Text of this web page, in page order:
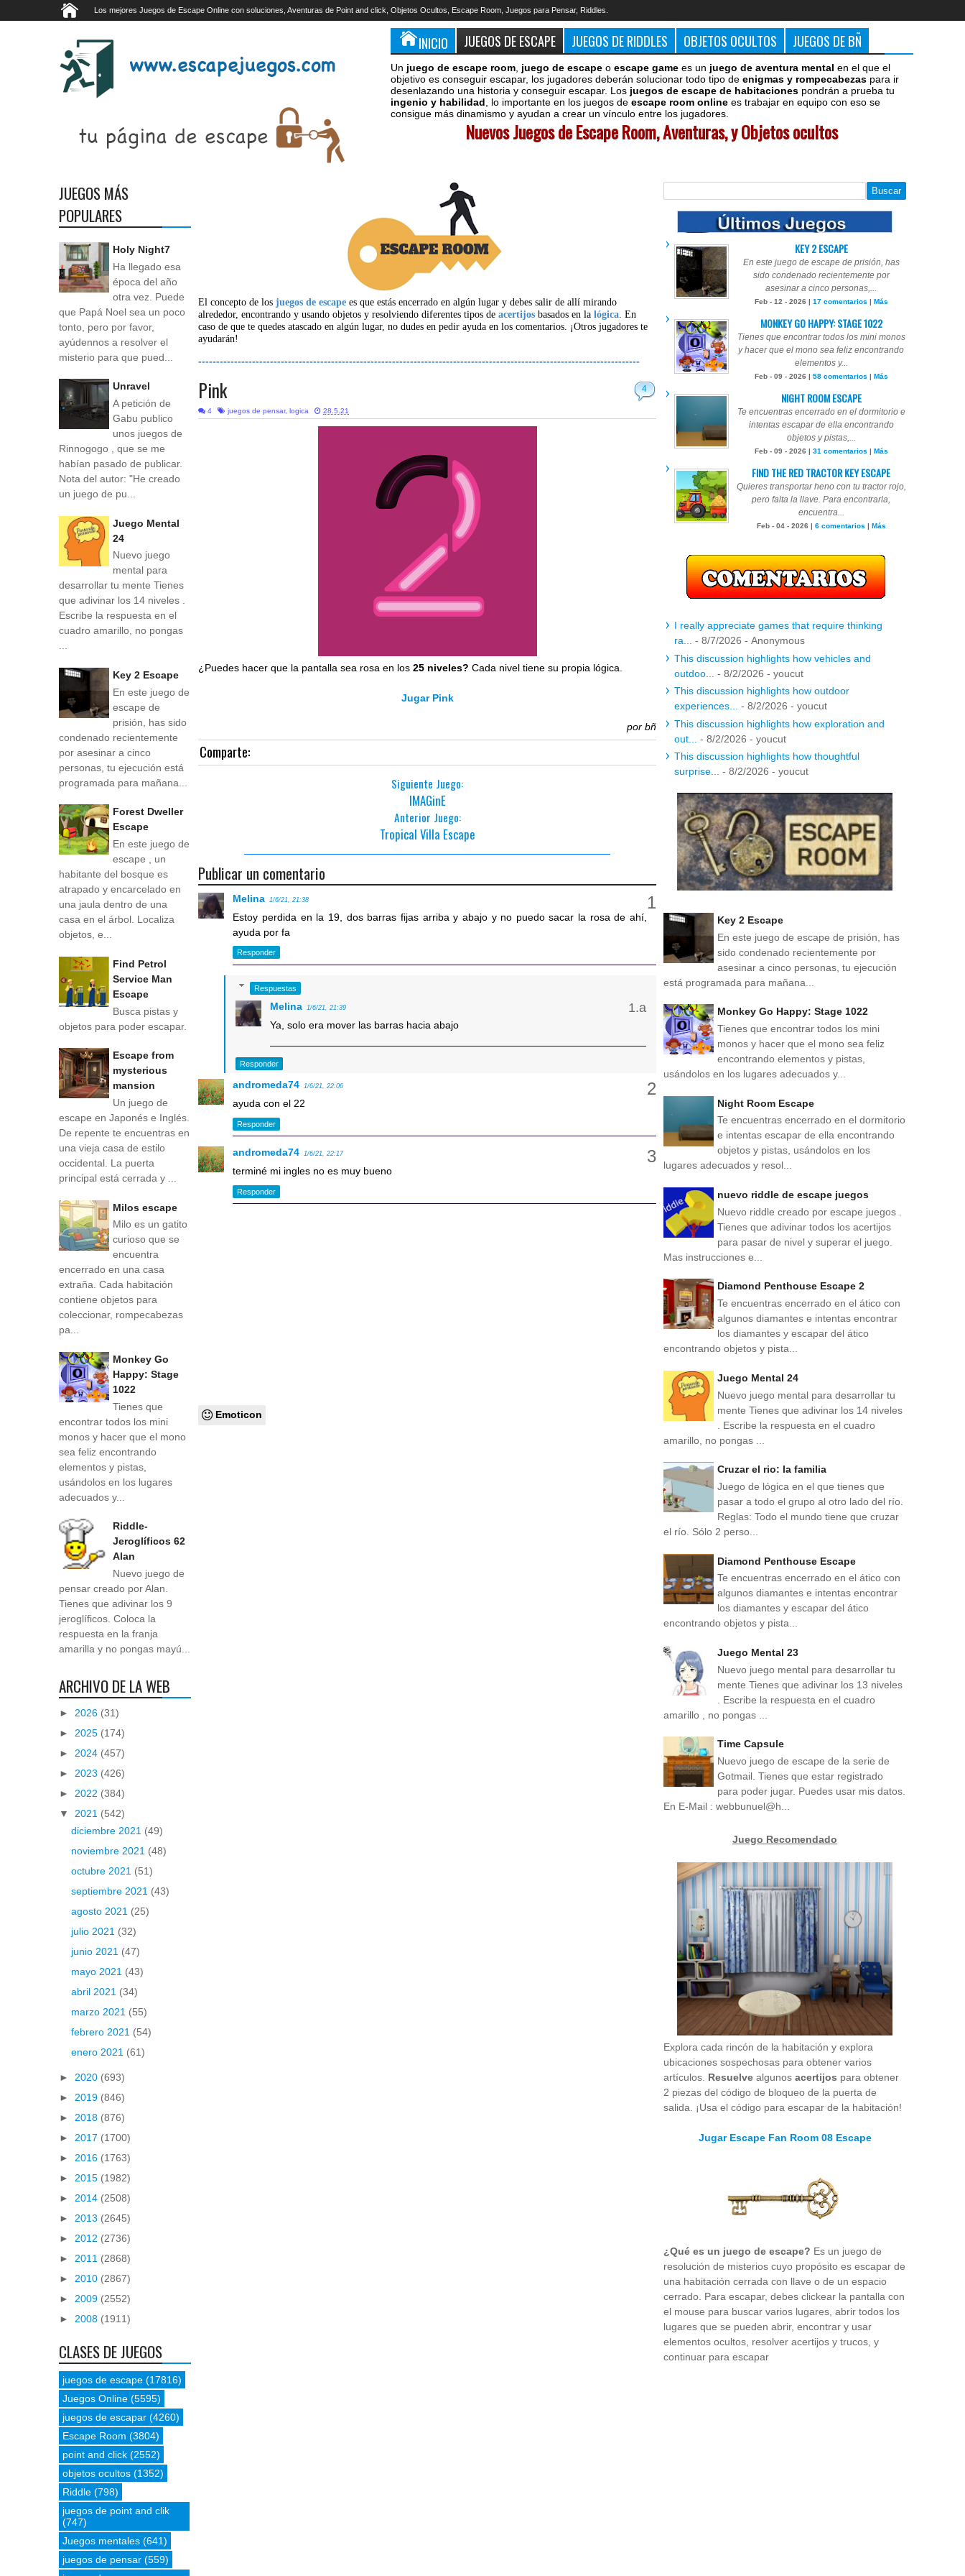
Los mejores Juegos de Escape Online con soluciones, Aventuras de Point and click, Objetos Ocultos, Escape Room, Juegos para Pensar, Riddles.
INICIO JUEGOS DE ESCAPE JUEGOS DE RIDDLES OBJETOS OCULTOS JUEGOS DE BÑ
Un juego de escape room juego de escape o escape game es un juego de aventura mental en el que el
objetivo es conseguir escapar, los jugadores deberán solucionar todo tipo de enigmas y rompecabezas para ir
desenlazando una historia y conseguir escapar. Los juegos de escape de habitaciones pondrán a prueba tu
ingenio y habilidad , lo importante en los juegos de escape room online es trabajar en equipo con eso se
consigue más dinamismo y ayudan a crear un vínculo entre los jugadores.
Nuevos Juegos de Escape Room, Aventuras, y Objetos ocultos
El concepto de losjuegos de escape es que estás encerrado en algún lugar y debes salir de allí mirando
alrededor, encontrando y usando objetos y resolviendo diferentes tipos deacertijos basados en lalógica. En
caso de que te quedes atascado en algún lugar, no dudes en pedir ayuda en los comentarios. ¡Otros jugadores te
ayudarán!
---------------------------------------------------------------------------------------------------------------------------
4
Pink
4 juegos de pensar, logica 28.5.21
¿Puedes hacer que la pantalla sea rosa en los25 niveles? Cada nivel tiene su propia lógica.
Jugar Pink
por bñ
Comparte:
Siguiente Juego:
IMAGinE
Anterior Juego:
Tropical Villa Escape
Publicar un comentario
Melina 1/6/21, 21:38
Estoy perdida en la 19, dos barras fijas arriba y abajo y no puedo sacar la rosa de ahí,
ayuda por fa
Responder
Respuestas
Melina 1/6/21, 21:39
Ya, solo era mover las barras hacia abajo
Responder
andromeda74 1/6/21, 22:06
ayuda con el 22
Responder
andromeda74 1/6/21, 22:17
terminé mi ingles no es muy bueno
Responder
Emoticon
JUEGOS MÁS
POPULARES
Holy Night7
Ha llegado esa
época del año
otra vez. Puede
que Papá Noel sea un poco
tonto, pero por favor,
ayúdennos a resolver el
misterio para que pued...
Unravel
A petición de
Gabu publico
unos juegos de
Rinnogogo , que se me
habían pasado de publicar.
Nota del autor: "He creado
un juego de pu...
Juego Mental
24
Nuevo juego
mental para
desarrollar tu mente Tienes
que adivinar los 14 niveles .
Escribe la respuesta en el
cuadro amarillo, no pongas
...
Key 2 Escape
En este juego de
escape de
prisión, has sido
condenado recientemente
por asesinar a cinco
personas, tu ejecución está
programada para mañana...
Forest Dweller
Escape
En este juego de
escape , un
habitante del bosque es
atrapado y encarcelado en
una jaula dentro de una
casa en el árbol. Localiza
objetos, e...
Find Petrol
Service Man
Escape
Busca pistas y
objetos para poder escapar.
Escape from
mysterious
mansion
Un juego de
escape en Japonés e Inglés.
De repente te encuentras en
una vieja casa de estilo
occidental. La puerta
principal está cerrada y ...
Milos escape
Milo es un gatito
curioso que se
encuentra
encerrado en una casa
extraña. Cada habitación
contiene objetos para
coleccionar, rompecabezas
pa...
Monkey Go
Happy: Stage
1022
Tienes que
encontrar todos los mini
monos y hacer que el mono
sea feliz encontrando
elementos y pistas,
usándolos en los lugares
adecuados y...
Riddle-
Jeroglíficos 62
Alan
Nuevo juego de
pensar creado por Alan.
Tienes que adivinar los 9
jeroglíficos. Coloca la
respuesta en la franja
amarilla y no pongas mayú...
ARCHIVO DE LA WEB
► 2026 (31)
► 2025 (174)
► 2024 (457)
► 2023 (426)
► 2022 (384)
▼ 2021 (542)
diciembre 2021 (49)
noviembre 2021 (48)
octubre 2021 (51)
septiembre 2021 (43)
agosto 2021 (25)
julio 2021 (32)
junio 2021 (47)
mayo 2021 (43)
abril 2021 (34)
marzo 2021 (55)
febrero 2021 (54)
enero 2021 (61)
► 2020 (693)
► 2019 (846)
► 2018 (876)
► 2017 (1700)
► 2016 (1763)
► 2015 (1982)
► 2014 (2508)
► 2013 (2645)
► 2012 (2736)
► 2011 (2868)
► 2010 (2867)
► 2009 (2552)
► 2008 (1911)
CLASES DE JUEGOS
juegos de escape (17816)
Juegos Online (5595)
juegos de escapar (4260)
Escape Room (3804)
point and click (2552)
objetos ocultos (1352)
Riddle (798)
juegos de point and clik
(747)
Juegos mentales (641)
juegos de pensar (559)
KEY 2 ESCAPE
En este juego de escape de prisión, has
sido condenado recientemente por
asesinar a cinco personas,...
Feb - 12 - 2026 | 17 comentarios | Más
MONKEY GO HAPPY: STAGE 1022
Tienes que encontrar todos los mini monos
y hacer que el mono sea feliz encontrando
elementos y...
Feb - 09 - 2026 | 58 comentarios | Más
NIGHT ROOM ESCAPE
Te encuentras encerrado en el dormitorio e
intentas escapar de ella encontrando
objetos y pistas,...
Feb - 09 - 2026 | 31 comentarios | Más
FIND THE RED TRACTOR KEY ESCAPE
Quieres transportar heno con tu tractor rojo,
pero falta la llave. Para encontrarla,
encuentra...
Feb - 04 - 2026 | 6 comentarios | Más
I really appreciate games that require thinking
ra...
- 8/7/2026 - Anonymous
This discussion highlights how vehicles and
outdoo...
- 8/2/2026 - youcut
This discussion highlights how outdoor
experiences...
- 8/2/2026 - youcut
This discussion highlights how exploration and
out...
- 8/2/2026 - youcut
This discussion highlights how thoughtful
surprise...
- 8/2/2026 - youcut
Key 2 Escape
En este juego de escape de prisión, has
sido condenado recientemente por
asesinar a cinco personas, tu ejecución
está programada para mañana...
Monkey Go Happy: Stage 1022
Tienes que encontrar todos los mini
monos y hacer que el mono sea feliz
encontrando elementos y pistas,
usándolos en los lugares adecuados y...
Night Room Escape
Te encuentras encerrado en el dormitorio
e intentas escapar de ella encontrando
objetos y pistas, usándolos en los
lugares adecuados y resol...
nuevo riddle de escape juegos
Nuevo riddle creado por escape juegos .
Tienes que adivinar todos los acertijos
para pasar de nivel y superar el juego.
Mas instrucciones e...
Diamond Penthouse Escape 2
Te encuentras encerrado en el ático con
algunos diamantes e intentas encontrar
los diamantes y escapar del ático
encontrando objetos y pista...
Juego Mental 24
Nuevo juego mental para desarrollar tu
mente Tienes que adivinar los 14 niveles
. Escribe la respuesta en el cuadro
amarillo, no pongas ...
Cruzar el rio: la familia
Juego de lógica en el que tienes que
pasar a todo el grupo al otro lado del río.
Reglas: Todo el mundo tiene que cruzar
el río. Sólo 2 perso...
Diamond Penthouse Escape
Te encuentras encerrado en el ático con
algunos diamantes e intentas encontrar
los diamantes y escapar del ático
encontrando objetos y pista...
Juego Mental 23
Nuevo juego mental para desarrollar tu
mente Tienes que adivinar los 13 niveles
. Escribe la respuesta en el cuadro
amarillo , no pongas ...
Time Capsule
Nuevo juego de escape de la serie de
Gotmail. Tienes que estar registrado
para poder jugar. Puedes usar mis datos.
En E-Mail : webbunuel@h...
Juego Recomendado
Explora cada rincón de la habitación y explora
ubicaciones sospechosas para obtener varios
artículos. Resuelve algunos acertijos para obtener
2 piezas del código de bloqueo de la puerta de
salida. ¡Usa el código para escapar de la habitación!
Jugar Escape Fan Room 08 Escape
¿Qué es un juego de escape? Es un juego de
resolución de misterios cuyo propósito es escapar de
una habitación cerrada con llave o de un espacio
cerrado. Para escapar, debes clickear la pantalla con
el mouse para buscar varios lugares, abrir todos los
lugares que se pueden abrir, encontrar y usar
elementos ocultos, resolver acertijos y trucos, y
continuar para escapar